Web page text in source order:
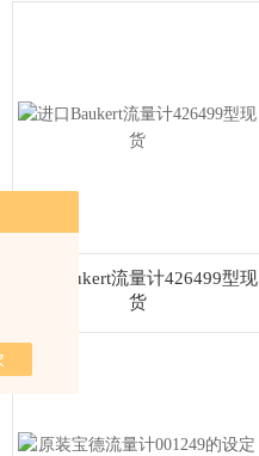
进口Baukert流量计426499型现
货